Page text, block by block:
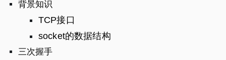
背景知识
TCP接口
socket的数据结构
三次握手